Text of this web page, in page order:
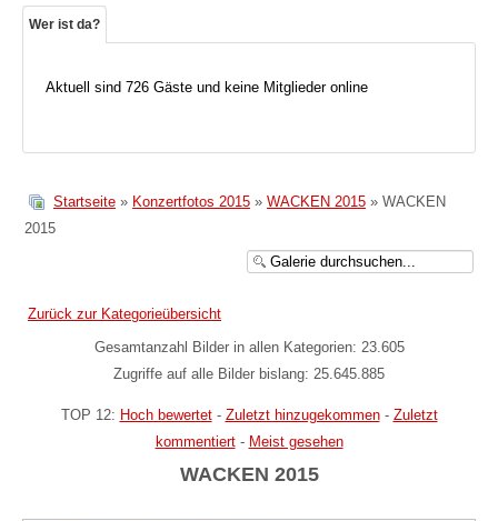
Wer ist da?
Aktuell sind 726 Gäste und keine Mitglieder online
Startseite » Konzertfotos 2015 » WACKEN 2015 » WACKEN
2015
Zurück zur Kategorieübersicht
Gesamtanzahl Bilder in allen Kategorien: 23.605
Zugriffe auf alle Bilder bislang: 25.645.885
TOP 12: Hoch bewertet- Zuletzt hinzugekommen- Zuletzt
kommentiert- Meist gesehen
WACKEN 2015